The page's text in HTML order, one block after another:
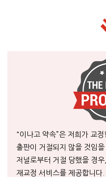
"이나고 약속”은 저희가 교
출판이 거절되지 않을 것임
저널로부터 거절 당했을 경
재교정 서비스를 제공합니다